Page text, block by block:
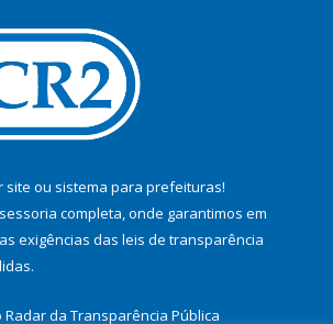
site ou sistema para prefeituras!
completa, onde garantimos em
exigências das leis de transparência
Radar da Transparência Pública